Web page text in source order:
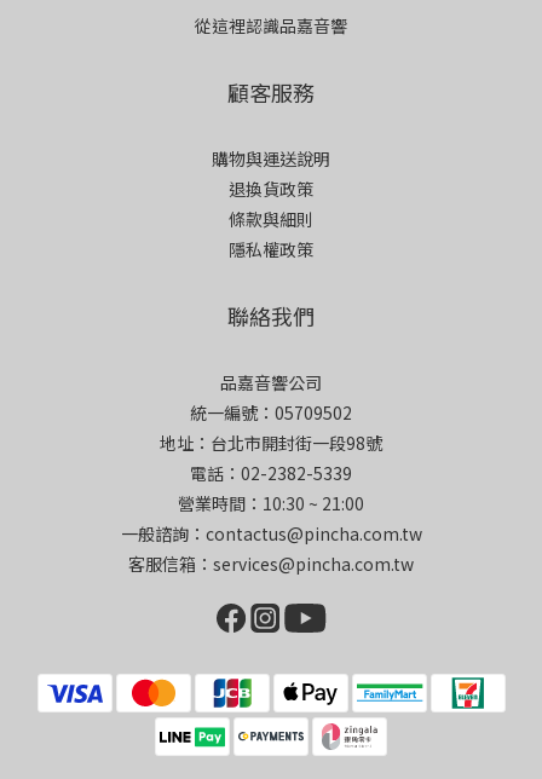
從這裡認識品嘉音響
顧客服務
購物與運送說明
退換貨政策
條款與細則
隱私權政策
聯絡我們
品嘉音響公司
統一編號：05709502
地址：台北市開封街一段98號
電話：02-2382-5339
營業時間：10:30 ~ 21:00
一般諮詢：contactus@pincha.com.tw
客服信箱：services@pincha.com.tw